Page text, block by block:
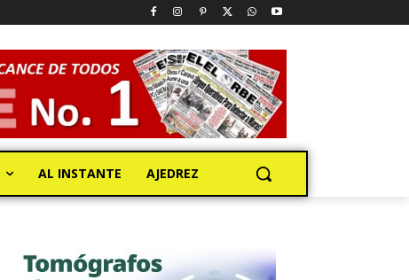
AL INSTANTE AJEDREZ